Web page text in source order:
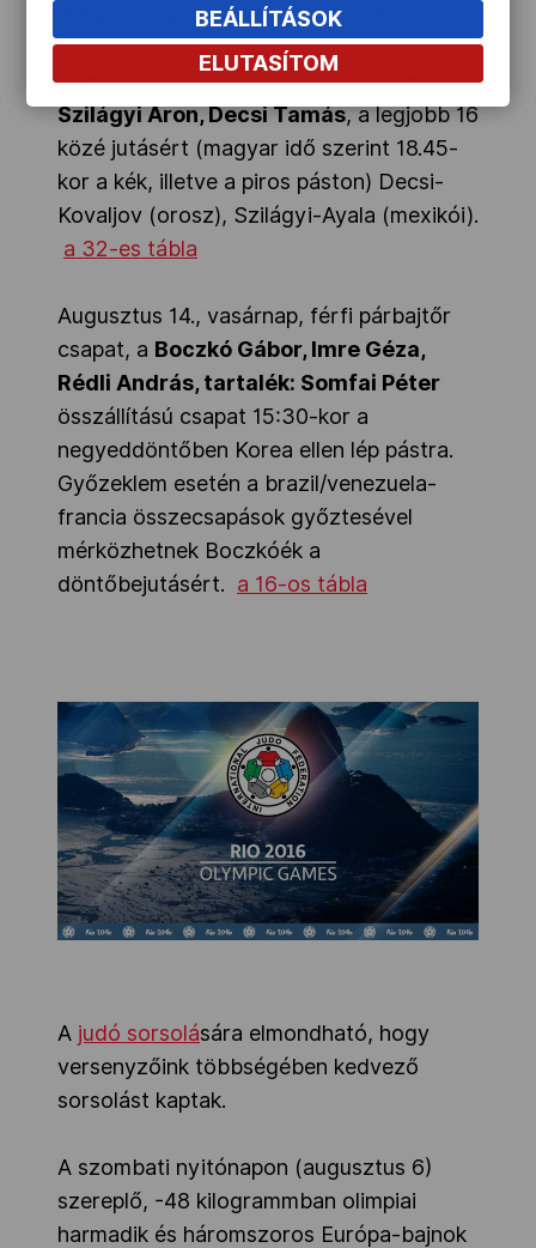
Garcia (kolumbiai). a 64-es tábla
Augusztus 10., szerda, férfi kard egyéni,
Szilágyi Áron, Decsi Tamás, a legjobb 16
közé jutásért (magyar idő szerint 18.45-
kor a kék, illetve a piros páston) Decsi-
Kovaljov (orosz), Szilágyi-Ayala (mexikói).
a 32-es tábla
Augusztus 14., vasárnap, férfi párbajtőr
csapat, a Boczkó Gábor, Imre Géza,
Rédli András, tartalék: Somfai Péter
összállítású csapat 15:30-kor a
negyeddöntőben Korea ellen lép pástra.
Győzeklem esetén a brazil/venezuela-
francia összecsapások győztesével
mérközhetnek Boczkóék a
döntőbejutásért. a 16-os tábla
A judó sorsolására elmondható, hogy
versenyzőink többségében kedvező
sorsolást kaptak.
A szombati nyitónapon (augusztus 6)
szereplő, -48 kilogrammban olimpiai
harmadik és háromszoros Európa-bajnok
BEÁLLÍTÁSOK
ELUTASÍTOM